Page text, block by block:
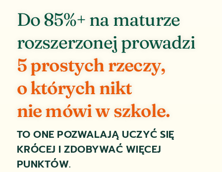
Do 85%+ na maturze
rozszerzonej prowadzi
5 prostych rzeczy,
o których nikt
nie mówi w szkole.
TO ONE POZWALAJĄ UCZYĆ SIĘ
KRÓCEJ I ZDOBYWAĆ WIĘCEJ
PUNKTÓW.